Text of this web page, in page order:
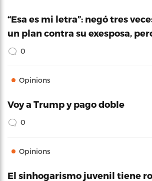
“Esa es mi letra”: negó tres
un plan contra su exesposa,
0
Opinions
Voy a Trump y pago doble
0
Opinions
El sinhogarismo juvenil tiene